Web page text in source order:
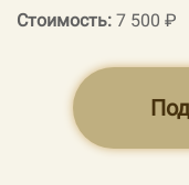
Стоимость: 7 500 ₽